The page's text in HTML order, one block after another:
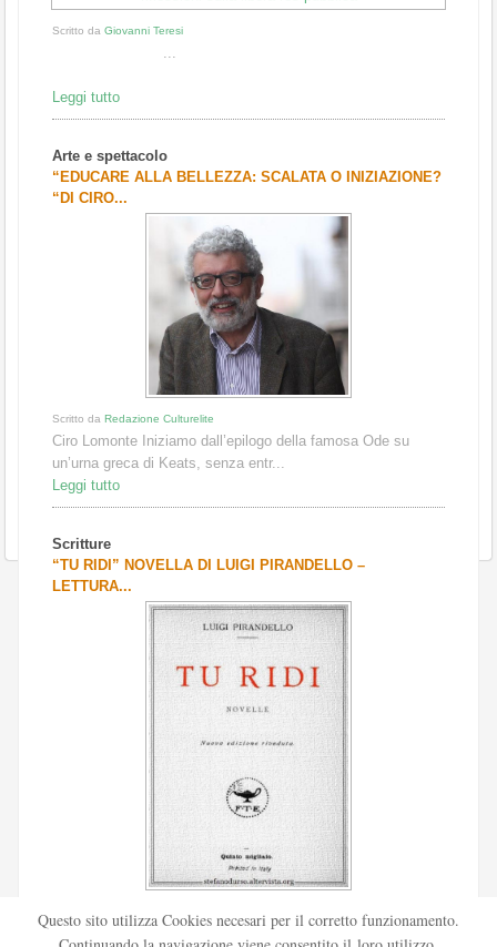
Scritto da Giovanni Teresi
...
Leggi tutto
Arte e spettacolo
“EDUCARE ALLA BELLEZZA: SCALATA O INIZIAZIONE?
“DI CIRO...
Scritto da Redazione Culturelite
Ciro Lomonte Iniziamo dall’epilogo della famosa Ode su
un’urna greca di Keats, senza entr...
Leggi tutto
Scritture
“TU RIDI” NOVELLA DI LUIGI PIRANDELLO –
LETTURA...
Pubblicata nel 1912 sul «Corriere della sera», la novella Tu
Questo sito utilizza Cookies necesari per il corretto funzionamento.